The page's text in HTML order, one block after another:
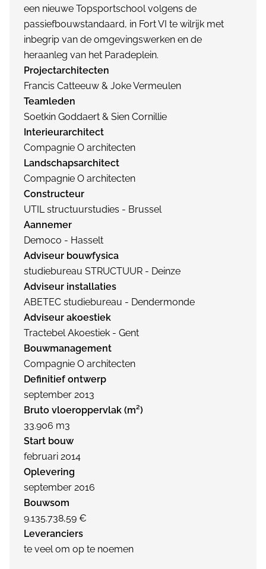
een nieuwe Topsportschool volgens de
passiefbouwstandaard, in Fort VI te wilrijk met
inbegrip van de omgevingswerken en de
heraanleg van het Paradeplein.
Projectarchitecten
Francis Catteeuw & Joke Vermeulen
Teamleden
Soetkin Goddaert & Sien Cornillie
Interieurarchitect
Compagnie O architecten
Landschapsarchitect
Compagnie O architecten
Constructeur
UTIL structuurstudies - Brussel
Aannemer
Democo - Hasselt
Adviseur bouwfysica
studiebureau STRUCTUUR - Deinze
Adviseur installaties
ABETEC studiebureau - Dendermonde
Adviseur akoestiek
Tractebel Akoestiek - Gent
Bouwmanagement
Compagnie O architecten
Definitief ontwerp
september 2013
Bruto vloeroppervlak (m²)
33.906 m3
Start bouw
februari 2014
Oplevering
september 2016
Bouwsom
9.135.738,59 €
Leveranciers
te veel om op te noemen